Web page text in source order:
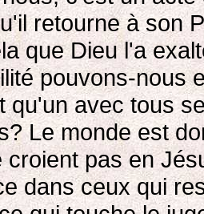
retourne à son
que Dieu l'a
pouvons-nous
qu'un avec tous
Le monde est
croient pas en
dans ceux qui